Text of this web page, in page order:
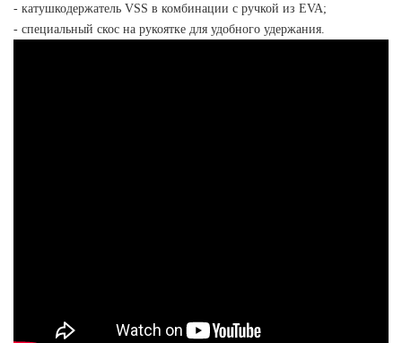
- катушкодержатель VSS в комбинации с ручкой из EVA;
- специальный скос на рукоятке для удобного удержания.